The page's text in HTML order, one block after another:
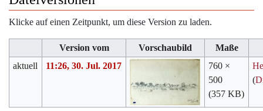
Klicke auf einen Zeitpunkt, um diese Version zu laden.
Version vom Vorschaubild
Maße
aktuell
11:26, 30. Jul. 2017
760 ×
500
(357 KB)
(